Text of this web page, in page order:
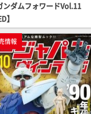
ンダムフォワードVol.11
】
情報